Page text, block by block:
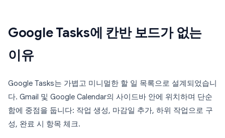
Google Tasks에 칸반 보드가 없는
이유
Google Tasks는 가볍고 미니멀한 할 일 목록으로 설계되었습니
다. Gmail 및 Google Calendar의 사이드바 안에 위치하며 단순
함에 중점을 둡니다: 작업 생성, 마감일 추가, 하위 작업으로 구
성, 완료 시 항목 체크.